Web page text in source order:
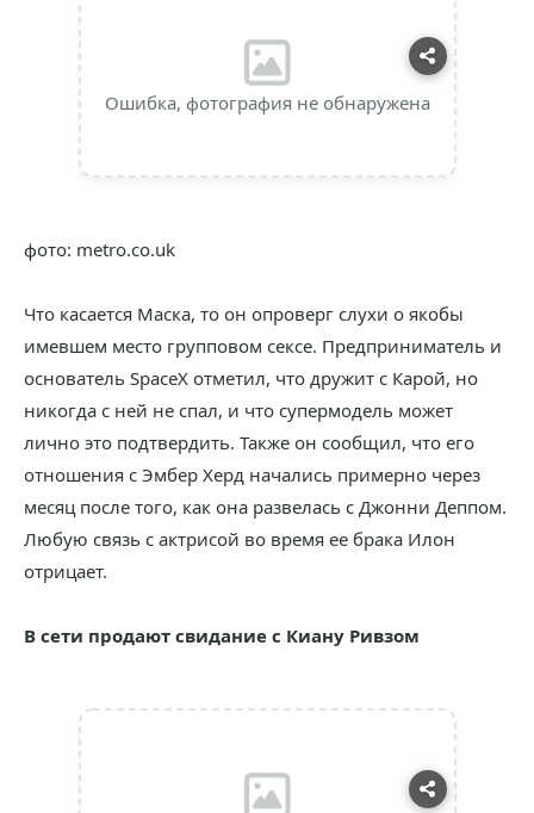
Ошибка, фотография не обнаружена
фото: metro.co.uk
Что касается Маска, то он опроверг слухи о якобы
имевшем место групповом сексе. Предприниматель и
основатель SpaceX отметил, что дружит с Карой, но
никогда с ней не спал, и что супермодель может
лично это подтвердить. Также он сообщил, что его
отношения с Эмбер Херд начались примерно через
месяц после того, как она развелась с Джонни Деппом.
Любую связь с актрисой во время ее брака Илон
отрицает.
В сети продают свидание с Киану Ривзом